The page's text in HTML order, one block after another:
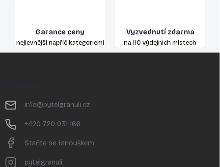
Garance ceny
nejlevnější napříč kategoriemi
Vyzvednutí zdarma
na 110 výdejních místech
info@pytelgranuli.cz
+420 720 031 166
Staňte se fanouškem
pytelgranuli